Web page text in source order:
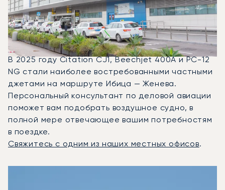
Арендовать Для
Перелета Между
Женевой И Ибицей?
В 2025 году Citation CJ1, Beechjet 400A и PC-12
NG стали наиболее востребованными частными
джетами на маршруте Ибица — Женева.
Персональный консультант по деловой авиации
поможет вам подобрать воздушное судно, в
полной мере отвечающее вашим потребностям
в поездке.
Свяжитесь с одним из наших местных офисов.